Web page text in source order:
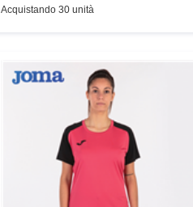
Acquistando 30 unità